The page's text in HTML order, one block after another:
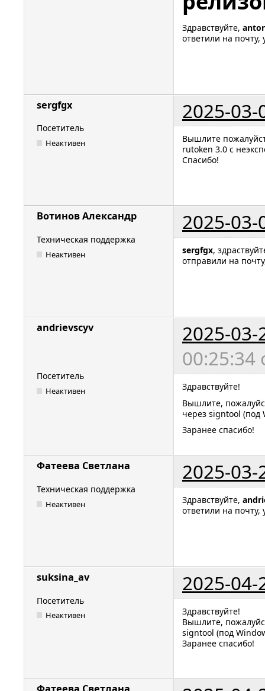
Здравствуйте,
ответили на
sergfgx 2025-03-
Посетитель
Неактивен
Вышлите
rutoken 3.0 с
Спасибо!
Вотинов Александр 2025-03-
Техническая поддержка
Неактивен sergfgx,
отправили на
andrievscyv
2025-03-
00:25:34
Посетитель
Неактивен
Здравствуйте!
Вышлите,
через signtool (под
Заранее спасибо!
Фатеева Светлана 2025-03-
Техническая поддержка
Неактивен Здравствуйте,
ответили на
suksina_av 2025-04-
Посетитель
Неактивен
Здравствуйте!
Вышлите,
signtool (под
Заранее спасибо!